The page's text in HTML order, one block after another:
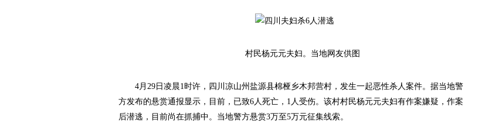
村民杨元元夫妇。当地网友供图
4月29日凌晨1时许，四川凉山州盐源县棉桠乡木邦营村，发生一起恶性杀人案件。据当地警
方发布的悬赏通报显示，目前，已致6人死亡，1人受伤。该村村民杨元元夫妇有作案嫌疑，作案
后潜逃，目前尚在抓捕中。当地警方悬赏3万至5万元征集线索。